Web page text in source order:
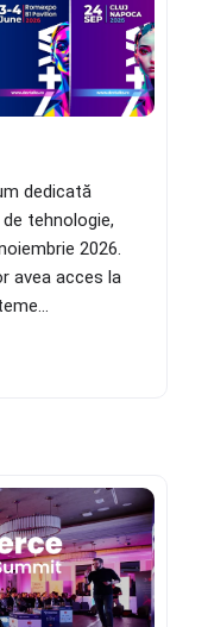
dedicată
tehnologie,
2026.
avea acces la